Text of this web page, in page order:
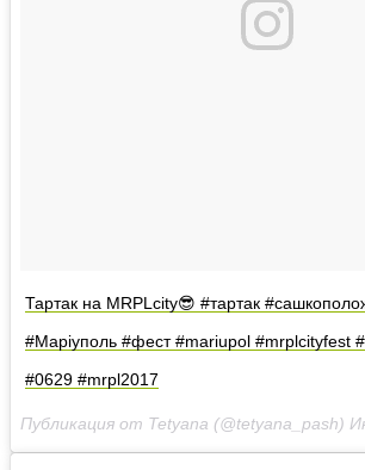
Тартак на MRPLcity😎 #тартак
#Маріуполь #фест #mariupol #mrplcityfest
#0629 #mrpl2017
Публикация от Tetyana (@tetyana_pash)